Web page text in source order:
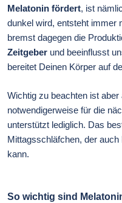
Melatonin fördert, ist
dunkel wird, entsteht immer
bremst dagegen die
Zeitgeber und beeinflusst
bereitet Deinen Körper auf
Wichtig zu beachten ist
notwendigerweise für die
unterstützt lediglich. Das
Mittagsschläfchen, der
kann.
So wichtig sind